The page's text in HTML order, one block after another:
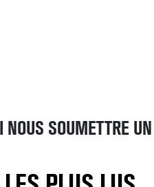
NOUS SOUMETTRE